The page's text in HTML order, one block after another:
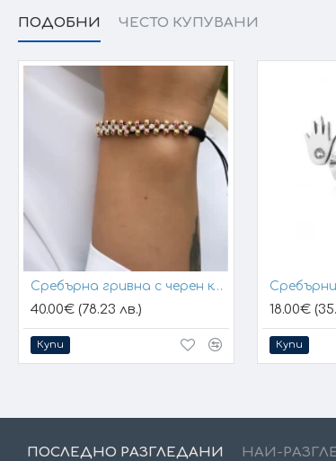
ПОДОБНИ ЧЕСТО КУПУВАНИ
Сребърна гривна с черен конец и позлатени топчета
40.00€ (78.23 лв.)
Купи
18.00€
Купи
ПОСЛЕДНО РАЗГЛЕДАНИ НАЙ-